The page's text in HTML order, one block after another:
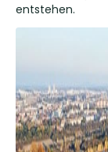
entstehen.